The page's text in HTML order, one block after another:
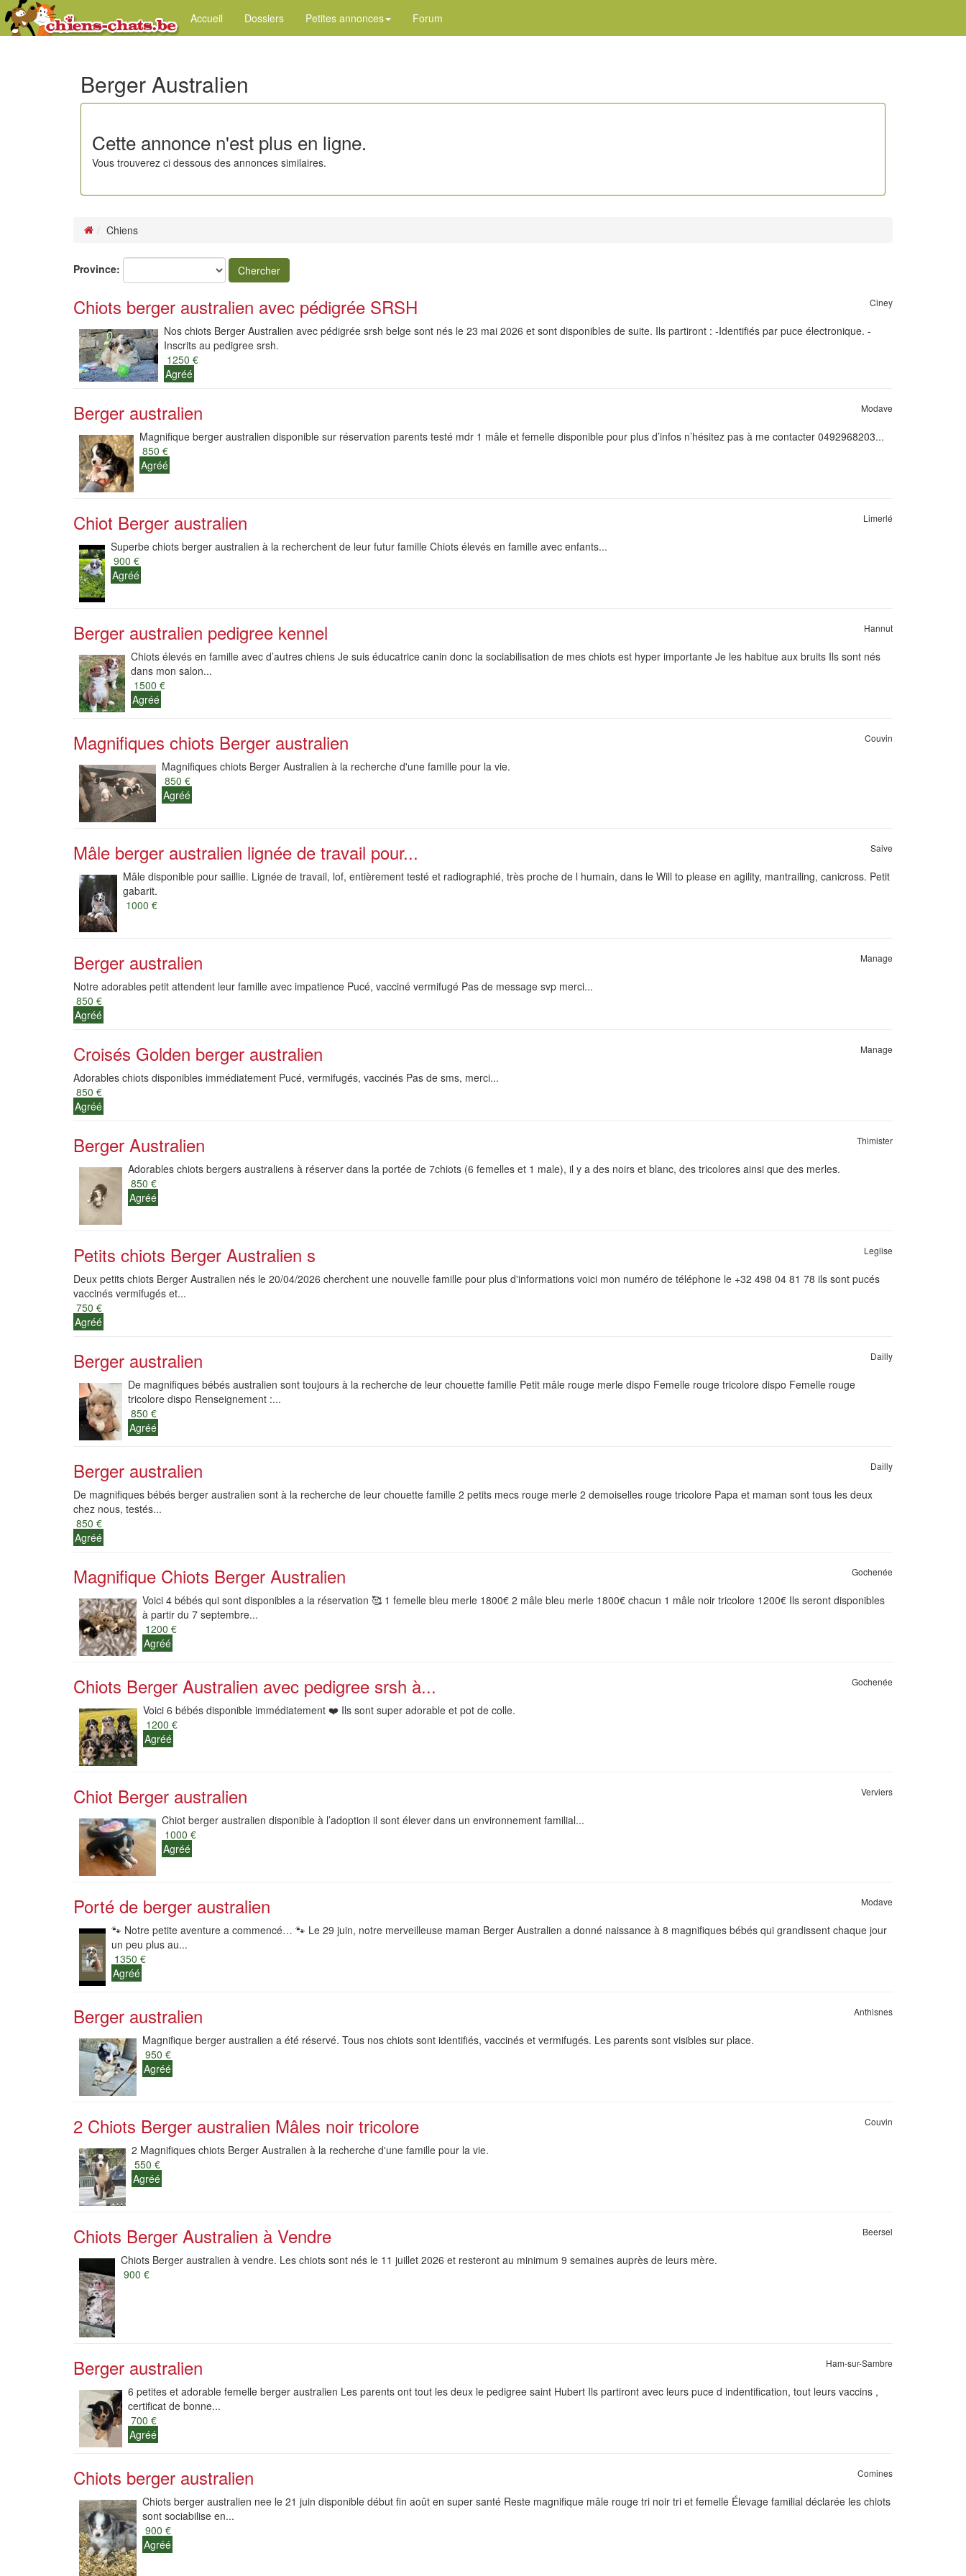
Accueil Dossiers Petites annonces Forum
Berger Australien
Cette annonce n'est plus en ligne.
Vous trouverez ci dessous des annonces similaires.
Chiens
Province: Chercher
Chiots berger australien avec pédigrée SRSH Ciney
Nos chiots Berger Australien avec pédigrée srsh belge sont nés le 23 mai 2026 et sont disponibles de suite. Ils partiront : -Identifiés par puce électronique. -
Inscrits au pedigree srsh.
1250 €
Agréé
Berger australien Modave
Magnifique berger australien disponible sur réservation parents testé mdr 1 mâle et femelle disponible pour plus d’infos n’hésitez pas à me contacter 0492968203...
850 €
Agréé
Chiot Berger australien Limerlé
Superbe chiots berger australien à la recherchent de leur futur famille Chiots élevés en famille avec enfants...
900 €
Agréé
Berger australien pedigree kennel Hannut
Chiots élevés en famille avec d’autres chiens Je suis éducatrice canin donc la sociabilisation de mes chiots est hyper importante Je les habitue aux bruits Ils sont nés
dans mon salon...
1500 €
Agréé
Magnifiques chiots Berger australien Couvin
Magnifiques chiots Berger Australien à la recherche d'une famille pour la vie.
850 €
Agréé
Mâle berger australien lignée de travail pour... Saive
Mâle disponible pour saillie. Lignée de travail, lof, entièrement testé et radiographié, très proche de l humain, dans le Will to please en agility, mantrailing, canicross. Petit
gabarit.
1000 €
Berger australien Manage
Notre adorables petit attendent leur famille avec impatience Pucé, vacciné vermifugé Pas de message svp merci...
850 €
Agréé
Croisés Golden berger australien Manage
Adorables chiots disponibles immédiatement Pucé, vermifugés, vaccinés Pas de sms, merci...
850 €
Agréé
Berger Australien Thimister
Adorables chiots bergers australiens à réserver dans la portée de 7chiots (6 femelles et 1 male), il y a des noirs et blanc, des tricolores ainsi que des merles.
850 €
Agréé
Petits chiots Berger Australien s Leglise
Deux petits chiots Berger Australien nés le 20/04/2026 cherchent une nouvelle famille pour plus d'informations voici mon numéro de téléphone le +32 498 04 81 78 ils sont pucés
vaccinés vermifugés et...
750 €
Agréé
Berger australien Dailly
De magnifiques bébés australien sont toujours à la recherche de leur chouette famille Petit mâle rouge merle dispo Femelle rouge tricolore dispo Femelle rouge
tricolore dispo Renseignement :...
850 €
Agréé
Berger australien Dailly
De magnifiques bébés berger australien sont à la recherche de leur chouette famille 2 petits mecs rouge merle 2 demoiselles rouge tricolore Papa et maman sont tous les deux
chez nous, testés...
850 €
Agréé
Magnifique Chiots Berger Australien Gochenée
Voici 4 bébés qui sont disponibles a la réservation 🥰 1 femelle bleu merle 1800€ 2 mâle bleu merle 1800€ chacun 1 mâle noir tricolore 1200€ Ils seront disponibles
à partir du 7 septembre...
1200 €
Agréé
Chiots Berger Australien avec pedigree srsh à... Gochenée
Voici 6 bébés disponible immédiatement ❤️ Ils sont super adorable et pot de colle.
1200 €
Agréé
Chiot Berger australien Verviers
Chiot berger australien disponible à l’adoption il sont élever dans un environnement familial...
1000 €
Agréé
Porté de berger australien Modave
🐾 Notre petite aventure a commencé… 🐾 Le 29 juin, notre merveilleuse maman Berger Australien a donné naissance à 8 magnifiques bébés qui grandissent chaque jour
un peu plus au...
1350 €
Agréé
Berger australien Anthisnes
Magnifique berger australien a été réservé. Tous nos chiots sont identifiés, vaccinés et vermifugés. Les parents sont visibles sur place.
950 €
Agréé
2 Chiots Berger australien Mâles noir tricolore Couvin
2 Magnifiques chiots Berger Australien à la recherche d'une famille pour la vie.
550 €
Agréé
Chiots Berger Australien à Vendre Beersel
Chiots Berger australien à vendre. Les chiots sont nés le 11 juillet 2026 et resteront au minimum 9 semaines auprès de leurs mère.
900 €
Berger australien Ham-sur-Sambre
6 petites et adorable femelle berger australien Les parents ont tout les deux le pedigree saint Hubert Ils partiront avec leurs puce d indentification, tout leurs vaccins ,
certificat de bonne...
700 €
Agréé
Chiots berger australien Comines
Chiots berger australien nee le 21 juin disponible début fin août en super santé Reste magnifique mâle rouge tri noir tri et femelle Élevage familial déclarée les chiots
sont sociabilise en...
900 €
Agréé